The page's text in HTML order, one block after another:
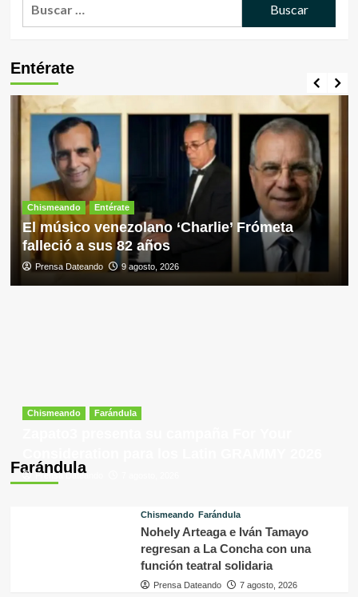
Entérate
Chismeando Entérate
El músico venezolano ‘Charlie’ Frómeta
falleció a sus 82 años
Prensa Dateando 9 agosto, 2026
Farándula
Chismeando Farándula
Prensa Dateando
Chismeando Farándula
Nohely Arteaga e Iván Tamayo
regresan a La Concha con una
función teatral solidaria
Prensa Dateando 7 agosto, 2026